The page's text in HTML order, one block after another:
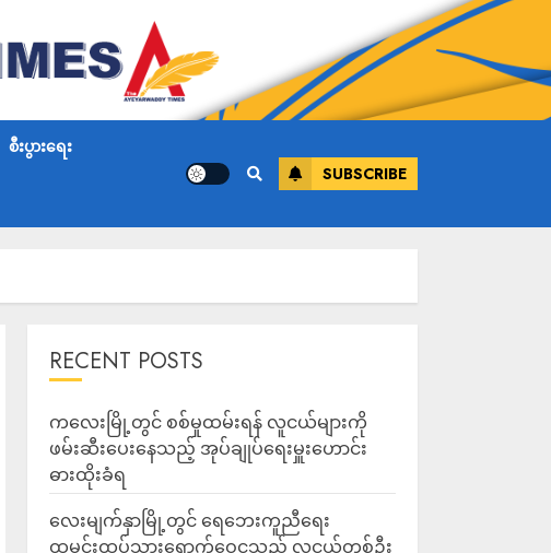
စီးပွားရေး
SUBSCRIBE
RECENT POSTS
ကလေးမြို့တွင် စစ်မှုထမ်းရန် လူငယ်များကို
ဖမ်းဆီးပေးနေသည့် အုပ်ချုပ်ရေးမှူးဟောင်း
ဓားထိုးခံရ
လေးမျက်နှာမြို့တွင် ရေဘေးကူညီရေး
ထမင်းထုပ်သွားရောက်ဝေငှသည့် လူငယ်တစ်ဦး